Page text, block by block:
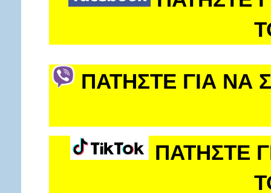
ΠΑΤΗΣΤΕ ΓΙΑ ΝΑ
ΠΑΤΗΣΤΕ